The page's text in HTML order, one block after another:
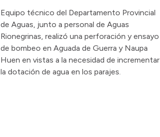
Equipo técnico del Departamento Provincial
de Aguas, junto a personal de Aguas
Rionegrinas, realizó una perforación y ensayo
de bombeo en Aguada de Guerra y Naupa
Huen en vistas a la necesidad de incrementar
la dotación de agua en los parajes.